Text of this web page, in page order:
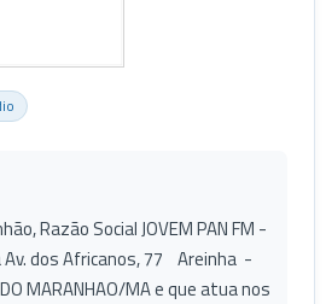
Razão Social JOVEM PAN FM -
Av. dos Africanos, 77 Areinha -
DO MARANHAO/MA e que atua nos